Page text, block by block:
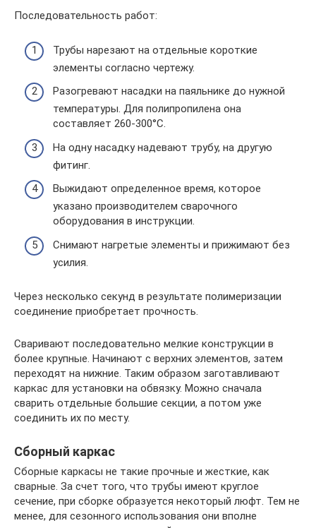
Последовательность работ:
Трубы нарезают на отдельные короткие
элементы согласно чертежу.
Разогревают насадки на паяльнике до нужной
температуры. Для полипропилена она
составляет 260-300°С.
На одну насадку надевают трубу, на другую
фитинг.
Выжидают определенное время, которое
указано производителем сварочного
оборудования в инструкции.
Снимают нагретые элементы и прижимают без
усилия.
Через несколько секунд в результате полимеризации
соединение приобретает прочность.
Сваривают последовательно мелкие конструкции в
более крупные. Начинают с верхних элементов, затем
переходят на нижние. Таким образом заготавливают
каркас для установки на обвязку. Можно сначала
сварить отдельные большие секции, а потом уже
соединить их по месту.
Сборный каркас
Сборные каркасы не такие прочные и жесткие, как
сварные. За счет того, что трубы имеют круглое
сечение, при сборке образуется некоторый люфт. Тем не
менее, для сезонного использования они вполне